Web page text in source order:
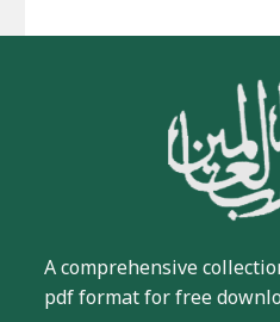
A comprehensive
pdf format for free